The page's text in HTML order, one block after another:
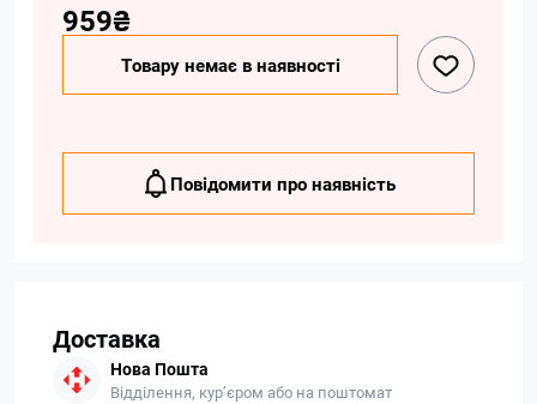
959₴
Товару немає в наявності
Повідомити про наявність
Доставка
Нова Пошта
Відділення, кур’єром або на поштомат